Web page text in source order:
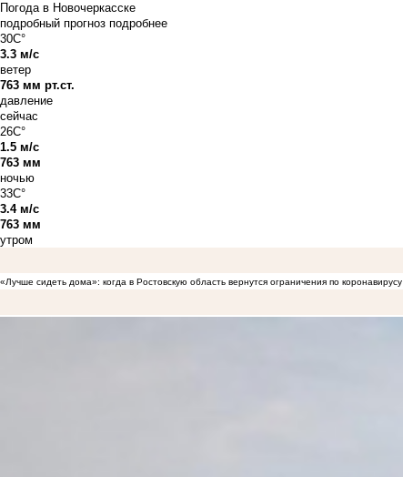
Погода в Новочеркасске
подробный прогноз подробнее
30C°
3.3 м/с
ветер
763 мм рт.ст.
давление
сейчас
26C°
1.5 м/с
763 мм
ночью
33C°
3.4 м/с
763 мм
утром
«Лучше сидеть дома»: когда в Ростовскую область вернутся ограничения по коронавирусу